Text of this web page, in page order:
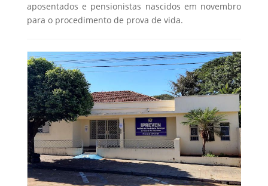
aposentados e pensionistas nascidos em novembro
para o procedimento de prova de vida.